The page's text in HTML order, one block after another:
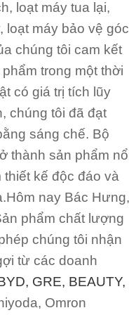
Tiếng Việt
Bahasa
عربي
Bahasa
Română
កម្ពុជា។
বাংলা
loạt máy tua lại,
loạt máy bảo vệ góc
chúng tôi cam kết
trong một thời
có giá trị tích lũy
chúng tôi đã đạt
sáng chế. Bộ
thành sản phẩm
kế độc đáo và
nay Bác Hưng,
phẩm chất lượng
chúng tôi nhận
từ các doanh
, GRE, BEAUTY,
Omron